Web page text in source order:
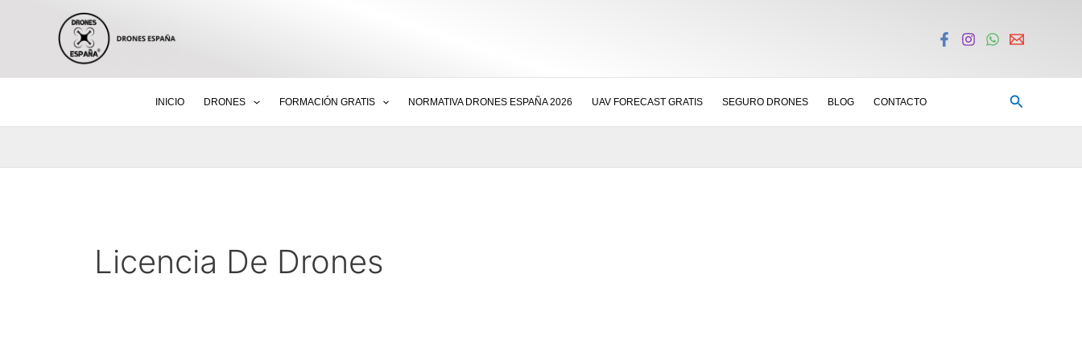
INICIO DRONES FORMACIÓN GRATIS NORMATIVA DRONES ESPAÑA 2026 UAV FORECAST GRATIS SEGURO DRONES BLOG CONTACTO Buscar
Licencia De Drones